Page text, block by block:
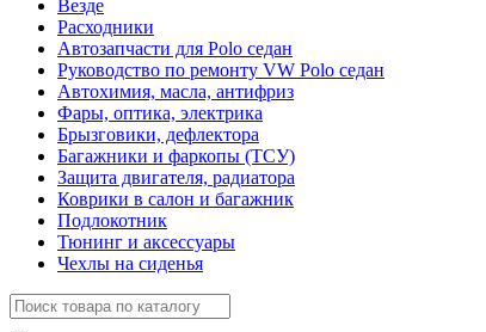
Везде
Расходники
Автозапчасти для Polo седан
Руководство по ремонту VW Polo седан
Автохимия, масла, антифриз
Фары, оптика, электрика
Брызговики, дефлектора
Багажники и фаркопы (ТСУ)
Защита двигателя, радиатора
Коврики в салон и багажник
Подлокотник
Тюнинг и аксессуары
Чехлы на сиденья